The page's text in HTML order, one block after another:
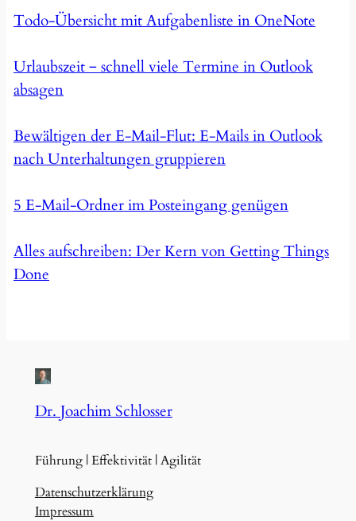
Todo-Übersicht mit Aufgabenliste in OneNote
Urlaubszeit ‒ schnell viele Termine in Outlook
absagen
Bewältigen der E-Mail-Flut: E-Mails in Outlook
nach Unterhaltungen gruppieren
5 E-Mail-Ordner im Posteingang genügen
Alles aufschreiben: Der Kern von Getting Things
Done
Dr. Joachim Schlosser
Führung | Effektivität | Agilität
Datenschutzerklärung
Impressum